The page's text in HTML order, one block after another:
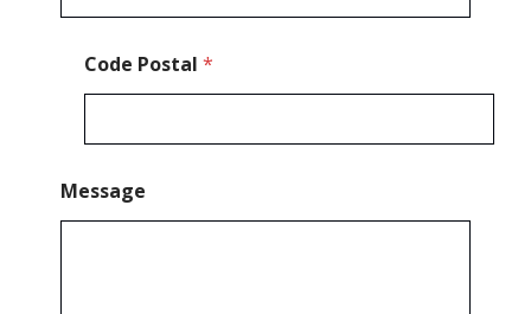
Code Postal *
Message